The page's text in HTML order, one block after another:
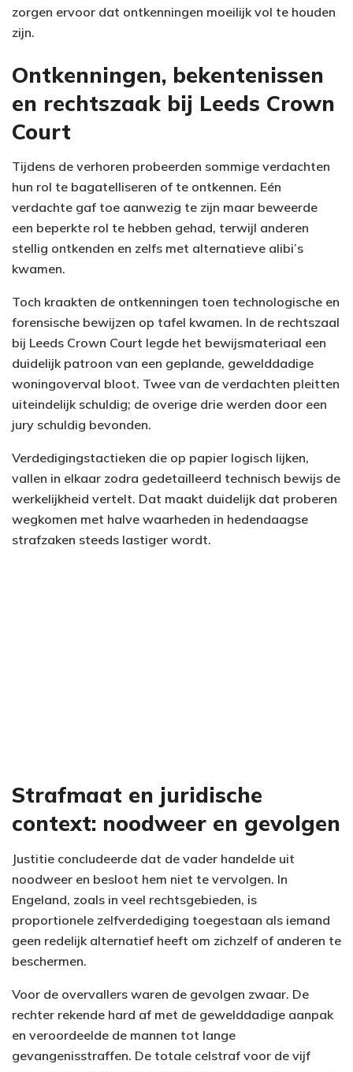
zorgen ervoor dat ontkenningen moeilijk vol te houden
zijn.
Ontkenningen, bekentenissen
en rechtszaak bij Leeds Crown
Court
Tijdens de verhoren probeerden sommige verdachten
hun rol te bagatelliseren of te ontkennen. Eén
verdachte gaf toe aanwezig te zijn maar beweerde
een beperkte rol te hebben gehad, terwijl anderen
stellig ontkenden en zelfs met alternatieve alibi’s
kwamen.
Toch kraakten de ontkenningen toen technologische en
forensische bewijzen op tafel kwamen. In de rechtszaal
bij Leeds Crown Court legde het bewijsmateriaal een
duidelijk patroon van een geplande, gewelddadige
woningoverval bloot. Twee van de verdachten pleitten
uiteindelijk schuldig; de overige drie werden door een
jury schuldig bevonden.
Verdedigingstactieken die op papier logisch lijken,
vallen in elkaar zodra gedetailleerd technisch bewijs de
werkelijkheid vertelt. Dat maakt duidelijk dat proberen
wegkomen met halve waarheden in hedendaagse
strafzaken steeds lastiger wordt.
Strafmaat en juridische
context: noodweer en gevolgen
Justitie concludeerde dat de vader handelde uit
noodweer en besloot hem niet te vervolgen. In
Engeland, zoals in veel rechtsgebieden, is
proportionele zelfverdediging toegestaan als iemand
geen redelijk alternatief heeft om zichzelf of anderen te
beschermen.
Voor de overvallers waren de gevolgen zwaar. De
rechter rekende hard af met de gewelddadige aanpak
en veroordeelde de mannen tot lange
gevangenisstraffen. De totale celstraf voor de vijf